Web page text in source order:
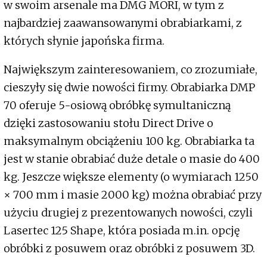
w swoim arsenale ma DMG MORI, w tym z
najbardziej zaawansowanymi obrabiarkami, z
których słynie japońska firma.
Największym zainteresowaniem, co zrozumiałe,
cieszyły się dwie nowości firmy. Obrabiarka DMP
70 oferuje 5-osiową obróbkę symultaniczną
dzięki zastosowaniu stołu Direct Drive o
maksymalnym obciążeniu 100 kg. Obrabiarka ta
jest w stanie obrabiać duże detale o masie do 400
kg. Jeszcze większe elementy (o wymiarach 1250
× 700 mm i masie 2000 kg) można obrabiać przy
użyciu drugiej z prezentowanych nowości, czyli
Lasertec 125 Shape, która posiada m.in. opcję
obróbki z posuwem oraz obróbki z posuwem 3D.